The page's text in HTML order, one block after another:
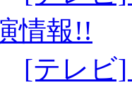
情報!!
[テレビ